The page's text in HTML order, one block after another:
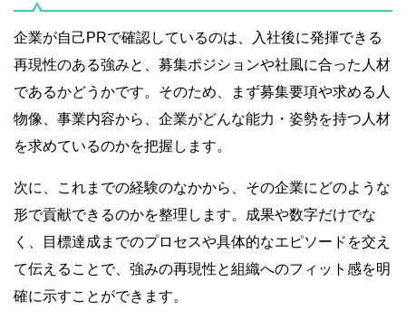
企業が自己PRで確認しているのは、入社後に発揮できる
再現性のある強みと、募集ポジションや社風に合った人材
であるかどうかです。そのため、まず募集要項や求める人
物像、事業内容から、企業がどんな能力・姿勢を持つ人材
を求めているのかを把握します。
次に、これまでの経験のなかから、その企業にどのような
形で貢献できるのかを整理します。成果や数字だけでな
く、目標達成までのプロセスや具体的なエピソードを交え
て伝えることで、強みの再現性と組織へのフィット感を明
確に示すことができます。